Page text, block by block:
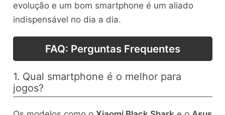
evolução e um bom smartphone é um aliado
indispensável no dia a dia.
FAQ: Perguntas Frequentes
1. Qual smartphone é o melhor para
jogos?